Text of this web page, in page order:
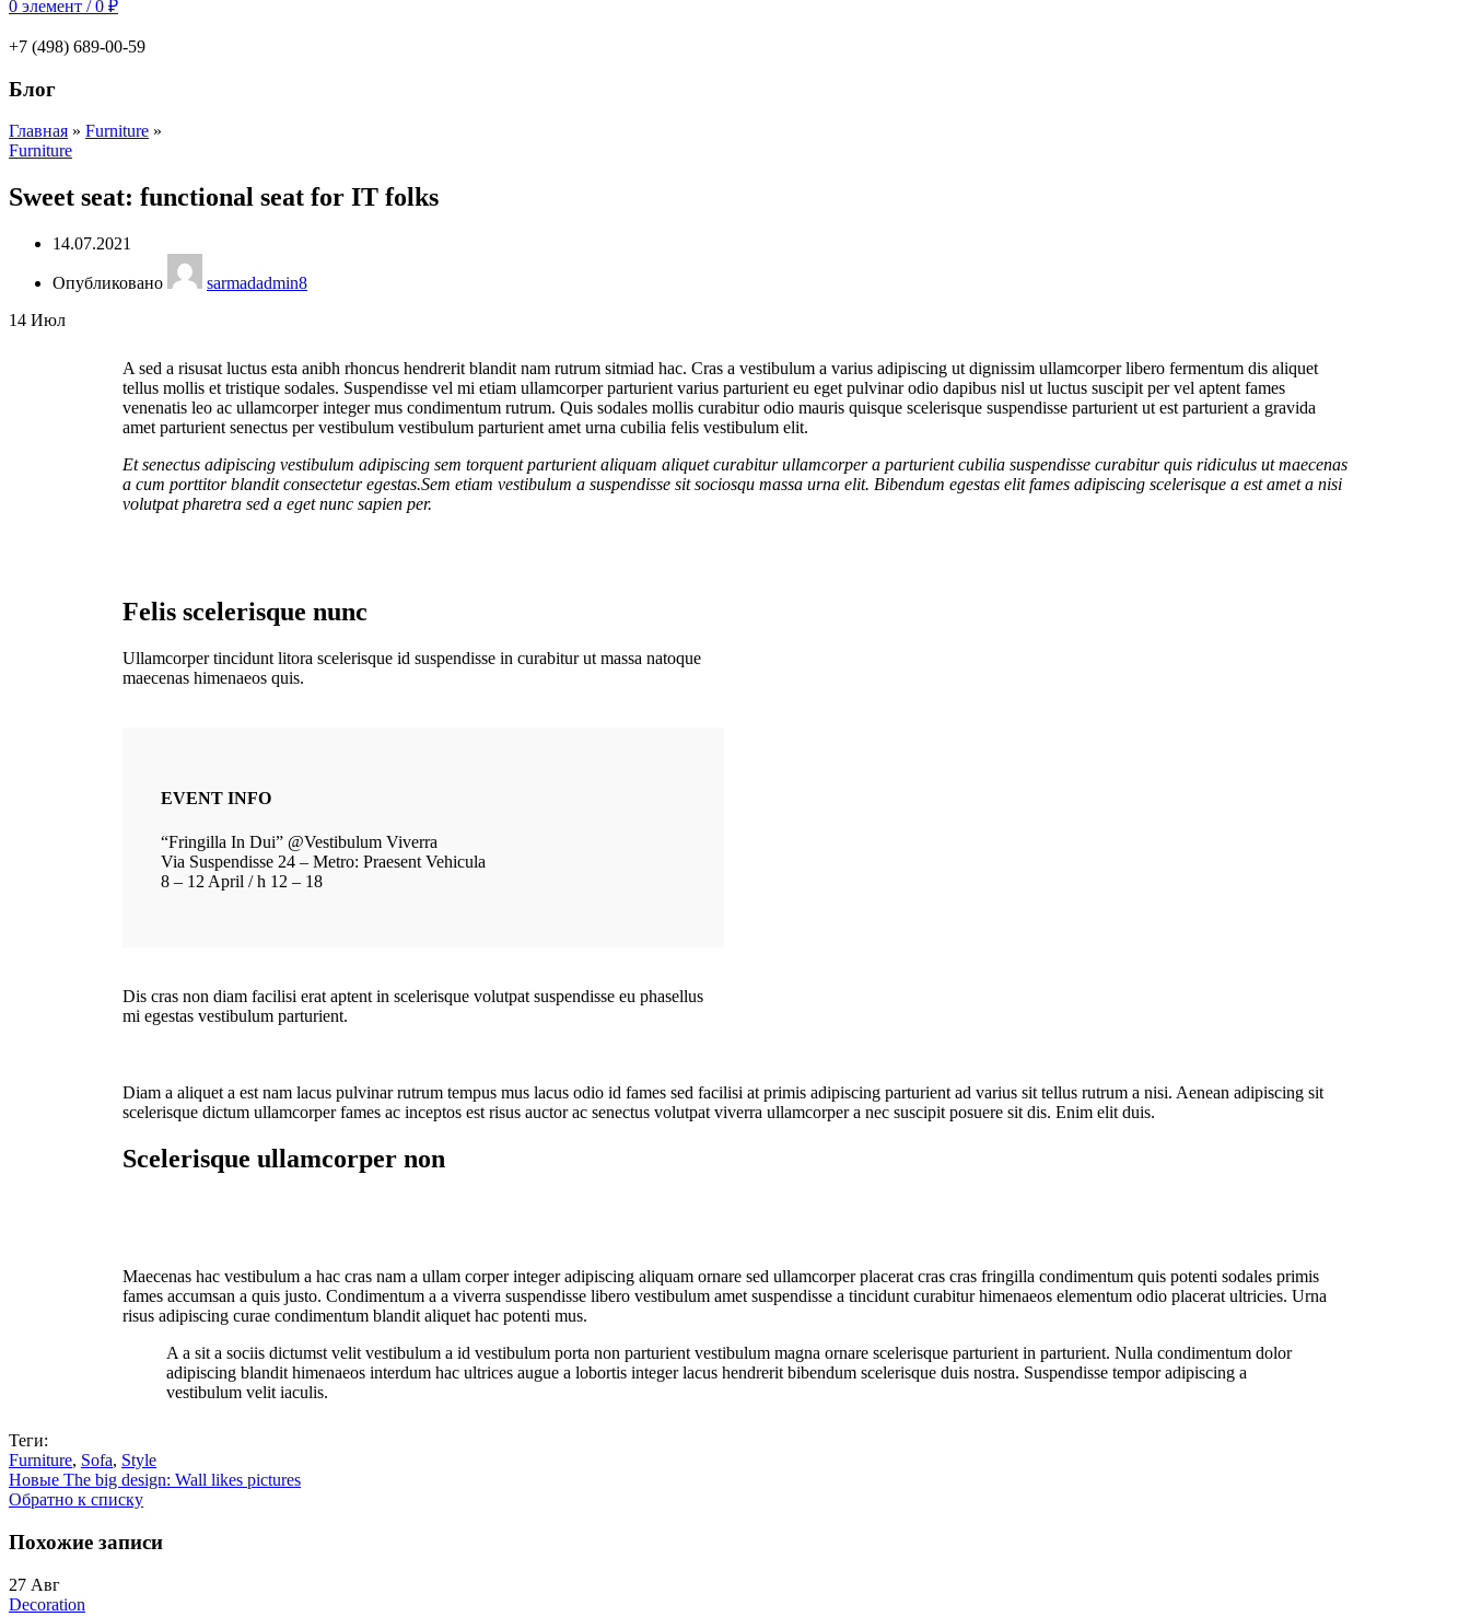
0 элемент / 0 ₽
+7 (498) 689-00-59
Блог
Главная » Furniture »
Furniture
Sweet seat: functional seat for IT folks
14.07.2021
Опубликовано
sarmadadmin8
14 Июл
A sed a risusat luctus esta anibh rhoncus hendrerit blandit nam rutrum sitmiad hac. Cras a vestibulum a varius adipiscing ut dignissim ullamcorper libero fermentum dis aliquet
tellus mollis et tristique sodales. Suspendisse vel mi etiam ullamcorper parturient varius parturient eu eget pulvinar odio dapibus nisl ut luctus suscipit per vel aptent fames
venenatis leo ac ullamcorper integer mus condimentum rutrum. Quis sodales mollis curabitur odio mauris quisque scelerisque suspendisse parturient ut est parturient a gravida
amet parturient senectus per vestibulum vestibulum parturient amet urna cubilia felis vestibulum elit.
Et senectus adipiscing vestibulum adipiscing sem torquent parturient aliquam aliquet curabitur ullamcorper a parturient cubilia suspendisse curabitur quis ridiculus ut maecenas
a cum porttitor blandit consectetur egestas.Sem etiam vestibulum a suspendisse sit sociosqu massa urna elit. Bibendum egestas elit fames adipiscing scelerisque a est amet a nisi
volutpat pharetra sed a eget nunc sapien per.
Felis scelerisque nunc
Ullamcorper tincidunt litora scelerisque id suspendisse in curabitur ut massa natoque
maecenas himenaeos quis.
EVENT INFO
“Fringilla In Dui” @Vestibulum Viverra
Via Suspendisse 24 – Metro: Praesent Vehicula
8 – 12 April / h 12 – 18
Dis cras non diam facilisi erat aptent in scelerisque volutpat suspendisse eu phasellus
mi egestas vestibulum parturient.
Diam a aliquet a est nam lacus pulvinar rutrum tempus mus lacus odio id fames sed facilisi at primis adipiscing parturient ad varius sit tellus rutrum a nisi. Aenean adipiscing sit
scelerisque dictum ullamcorper fames ac inceptos est risus auctor ac senectus volutpat viverra ullamcorper a nec suscipit posuere sit dis. Enim elit duis.
Scelerisque ullamcorper non
Maecenas hac vestibulum a hac cras nam a ullam corper integer adipiscing aliquam ornare sed ullamcorper placerat cras cras fringilla condimentum quis potenti sodales primis
fames accumsan a quis justo. Condimentum a a viverra suspendisse libero vestibulum amet suspendisse a tincidunt curabitur himenaeos elementum odio placerat ultricies. Urna
risus adipiscing curae condimentum blandit aliquet hac potenti mus.
A a sit a sociis dictumst velit vestibulum a id vestibulum porta non parturient vestibulum magna ornare scelerisque parturient in parturient. Nulla condimentum dolor
adipiscing blandit himenaeos interdum hac ultrices augue a lobortis integer lacus hendrerit bibendum scelerisque duis nostra. Suspendisse tempor adipiscing a
vestibulum velit iaculis.
Теги:
Furniture, Sofa, Style
Новые The big design: Wall likes pictures
Обратно к списку
Похожие записи
27 Авг
Decoration